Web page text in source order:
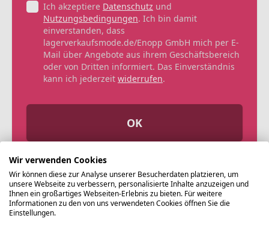
Ich akzeptiere Datenschutz und
Nutzungsbedingungen. Ich bin damit
einverstanden, dass
lagerverkaufsmode.de/Enopp GmbH mich per E-
Mail über Angebote aus ihrem Geschäftsbereich
oder von Dritten informiert. Das Einverständnis
kann ich jederzeit widerrufen.
OK
Wir verwenden Cookies
Wir können diese zur Analyse unserer Besucherdaten platzieren, um
unsere Webseite zu verbessern, personalisierte Inhalte anzuzeigen und
Ihnen ein großartiges Webseiten-Erlebnis zu bieten. Für weitere
Informationen zu den von uns verwendeten Cookies öffnen Sie die
Einstellungen.